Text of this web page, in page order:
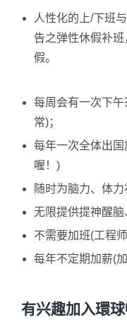
人性化的上/下班
告之弹性休假补
假。
每周会有一次下
常)；
每年一次全体出
喔！)
随时为脑力、体力
无限提供提神醒脑
不需要加班(工程
每年不定期加薪(
有兴趣加入環球